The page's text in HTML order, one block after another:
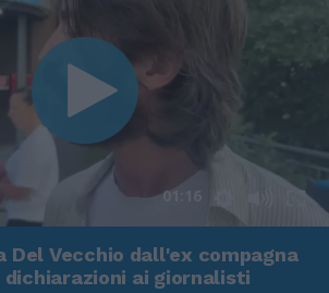
01:16
Del Vecchio dall'ex compagna
dichiarazioni ai giornalisti